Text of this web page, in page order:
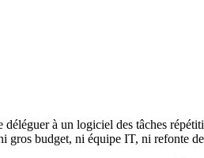
déléguer à un logiciel des tâches
gros budget, ni équipe IT, ni refonte